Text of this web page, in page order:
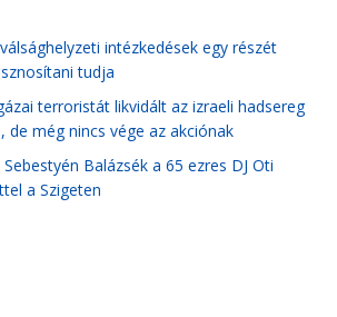
intézkedések egy részét
tudja
terroristát likvidált az izraeli hadsereg
de még nincs vége az akciónak
Balázsék a 65 ezres DJ Oti
a Szigeten